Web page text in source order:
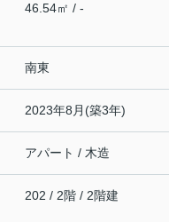
46.54㎡ / -
南東
2023年8月(築3年)
アパート / 木造
202 / 2階 / 2階建